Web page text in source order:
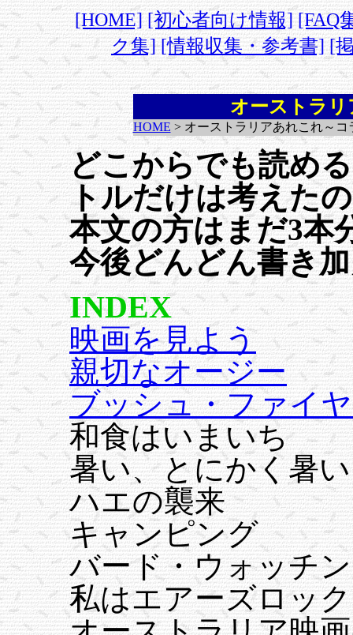
[HOME] [初心者向け情報] [FAQ
ク集] [情報収集・参考書] [
オーストラ
HOME > オーストラリアあれこれ～コ
どこからでも読め
トルだけは考えた
本文の方はまだ3本
今後どんどん書き
INDEX
映画を見よう
親切なオージー
ブッシュ・ファイ
和食はいまいち
暑い、とにかく暑い
ハエの襲来
キャンピング
バード・ウォッチ
私はエアーズロッ